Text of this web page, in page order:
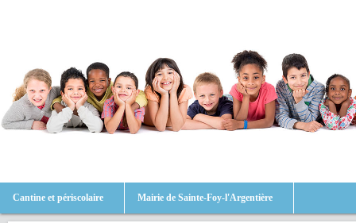
Cantine et périscolaire Mairie de Sainte-Foy-l'Argentière